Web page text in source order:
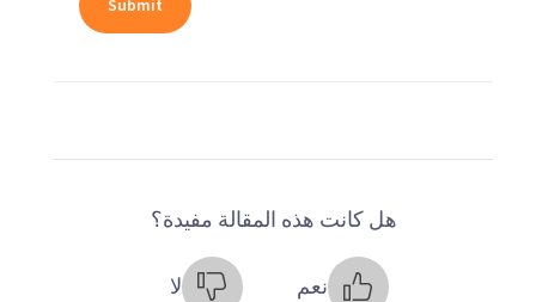
هل كانت هذه المقالة مفيدة؟
نعم لا